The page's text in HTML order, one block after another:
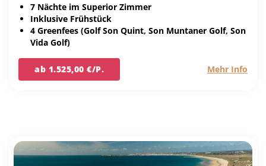
7 Nächte im Superior Zimmer
Inklusive Frühstück
4 Greenfees (Golf Son Quint, Son Muntaner Golf, Son
Vida Golf)
ab 1.525,00 €/P. Mehr Info